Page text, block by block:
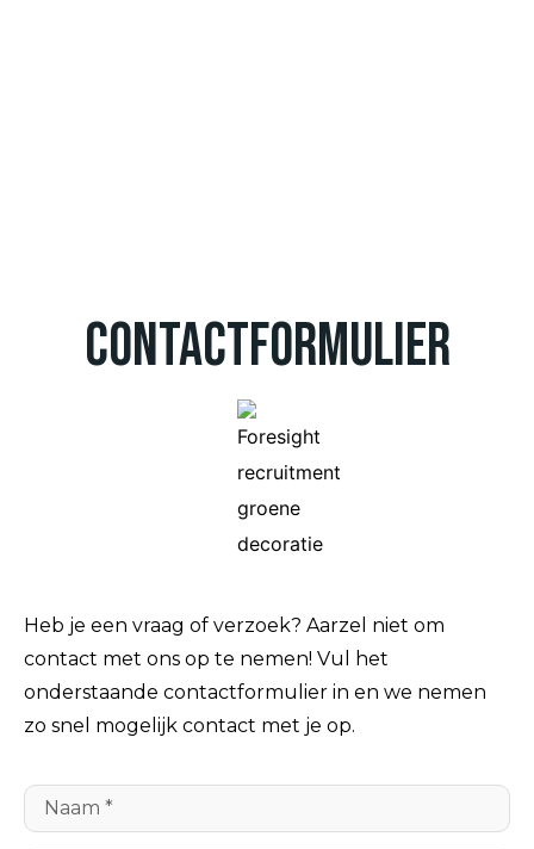
Contactformulier
Heb je een vraag of verzoek? Aarzel niet om
contact met ons op te nemen! Vul het
onderstaande contactformulier in en we nemen
zo snel mogelijk contact met je op.